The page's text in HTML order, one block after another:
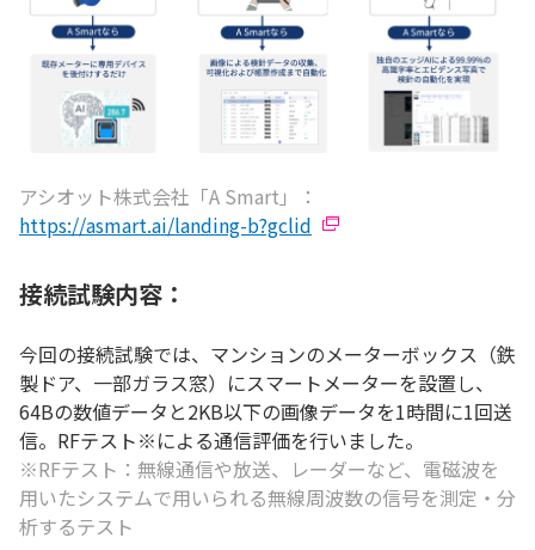
アシオット株式会社「A Smart」：
https://asmart.ai/landing-b?gclid
接続試験内容：
今回の接続試験では、マンションのメーターボックス（鉄
製ドア、一部ガラス窓）にスマートメーターを設置し、
64Bの数値データと2KB以下の画像データを1時間に1回送
信。RFテスト※による通信評価を行いました。
※RFテスト：無線通信や放送、レーダーなど、電磁波を
用いたシステムで用いられる無線周波数の信号を測定・分
析するテスト